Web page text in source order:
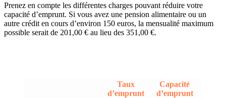
Prenez en compte les différentes charges pouvant réduire votre
capacité d’emprunt. Si vous avez une pension alimentaire ou un
autre crédit en cours d’environ 150 euros, la mensualité maximum
possible serait de 201,00 € au lieu des 351,00 €.
Taux
d’emprunt
Capacité
d’emprunt